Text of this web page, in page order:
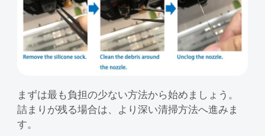
まずは最も負担の少ない方法から始めましょう。
詰まりが残る場合は、より深い清掃方法へ進みま
す。